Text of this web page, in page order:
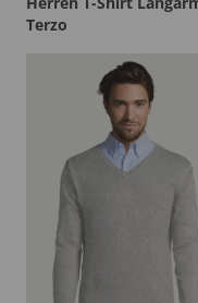
Terzo